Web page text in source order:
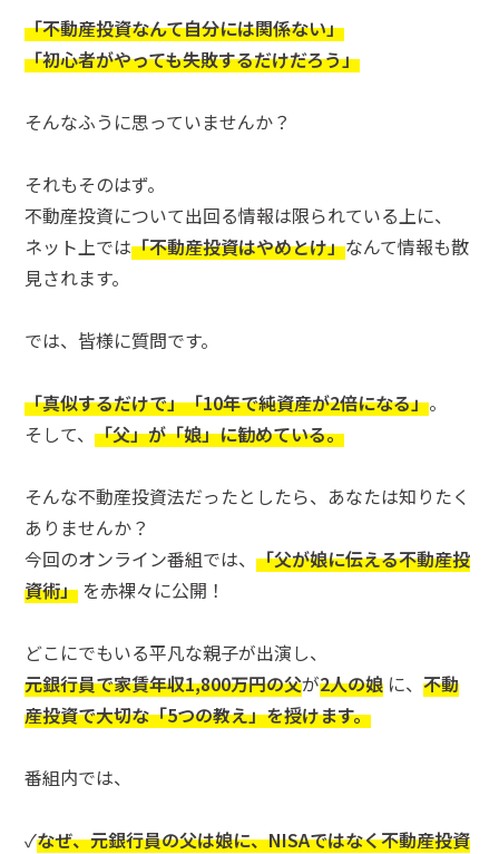
「不動産投資なんて自分には関係ない」
「初心者がやっても失敗するだけだろう」
そんなふうに思っていませんか？
それもそのはず。
不動産投資について出回る情報は限られている上に、
ネット上では「不動産投資はやめとけ」なんて情報も散
見されます。
では、皆様に質問です。
「真似するだけで」「10年で純資産が2倍になる」。
そして、「父」が「娘」に勧めている。
そんな不動産投資法だったとしたら、あなたは知りたく
ありませんか？
今回のオンライン番組では、「父が娘に伝える不動産投
資術」 を赤裸々に公開！
どこにでもいる平凡な親子が出演し、
元銀行員で家賃年収1,800万円の父が2人の娘 に、不動
産投資で大切な「5つの教え」を授けます。
番組内では、
✓なぜ、元銀行員の父は娘に、NISAではなく不動産投資